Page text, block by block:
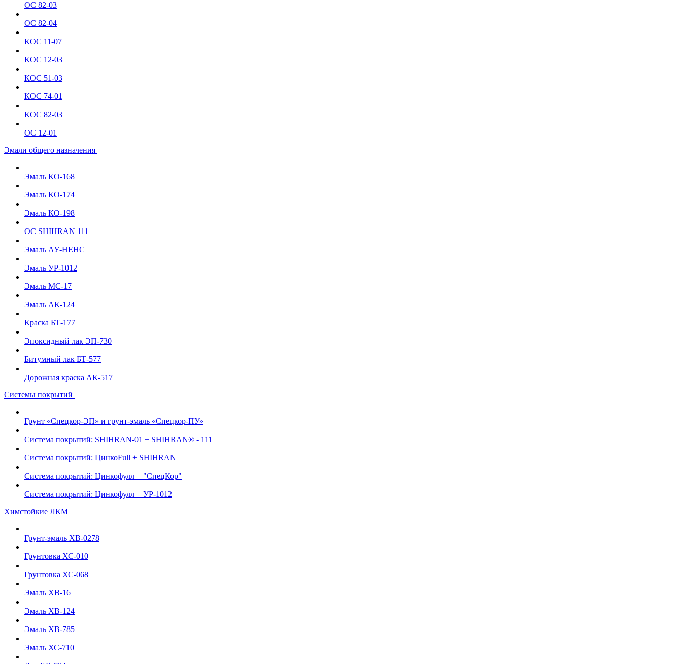
ОС 82-03
ОС 82-04
КОС 11-07
КОС 12-03
КОС 51-03
КОС 74-01
КОС 82-03
ОС 12-01
Эмали общего назначения
Эмаль КО-168
Эмаль КО-174
Эмаль КО-198
ОС SHIHRAN 111
Эмаль АУ-НЕНС
Эмаль УР-1012
Эмаль МС-17
Эмаль АК-124
Краска БТ-177
Эпоксидный лак ЭП-730
Битумный лак БТ-577
Дорожная краска АК-517
Системы покрытий
Грунт «Спецкор-ЭП» и грунт-эмаль «Спецкор-ПУ»
Система покрытий: SHIHRAN-01 + SHIHRAN® - 111
Система покрытий: ЦинкоFull + SHIHRAN
Система покрытий: Цинкофулл + "СпецКор"
Система покрытий: Цинкофулл + УР-1012
Химстойкие ЛКМ
Грунт-эмаль ХВ-0278
Грунтовка ХС-010
Грунтовка ХС-068
Эмаль ХВ-16
Эмаль ХВ-124
Эмаль ХВ-785
Эмаль ХС-710